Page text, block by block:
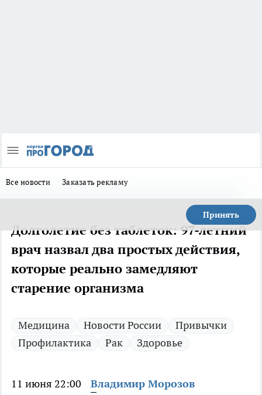
Все новости Заказать рекламу
Принять
Долголетие без таблеток: 97-летний
врач назвал два простых действия,
которые реально замедляют
старение организма
Медицина Новости России
Привычки
Профилактика
Рак Здоровье
11 июня 22:00 Владимир Морозов